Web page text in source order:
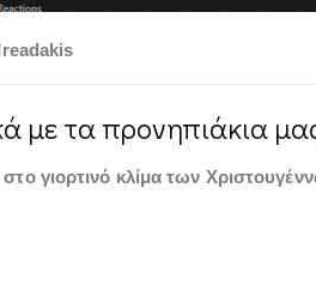
με τα προνηπιάκια
γιορτινό κλίμα των